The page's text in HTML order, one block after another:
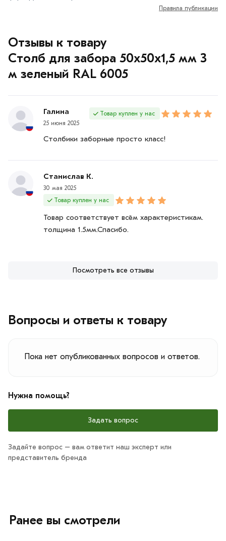
Отзывы к товару
Столб для забора 50х50х1,5 мм 3
м зеленый RAL 6005
Галина
25 июня 2025
Товар куплен у нас
Столбики заборные просто класс!
Станислав К.
30 мая 2025
Товар куплен у нас
Товар соответствует всём характеристикам.
толщина 1.5мм.Спасибо.
Посмотреть все отзывы
Правила публикации
Вопросы и ответы к товару
Пока нет опубликованных вопросов и ответов.
Нужна помощь?
Задать вопрос
Задайте вопрос – вам ответит наш эксперт или
представитель бренда
Ранее вы смотрели